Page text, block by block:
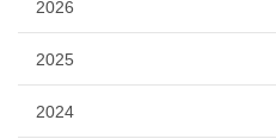
2026
2025
2024